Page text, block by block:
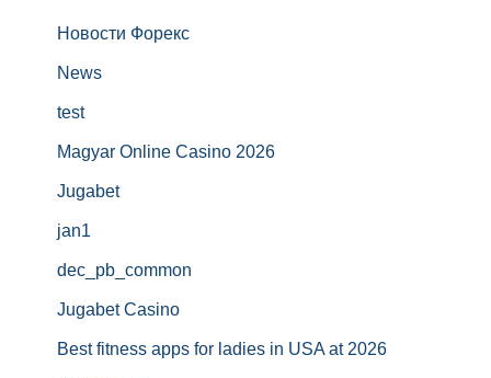
Новости Форекс
News
test
Magyar Online Casino 2026
Jugabet
jan1
dec_pb_common
Jugabet Casino
Best fitness apps for ladies in USA at 2026